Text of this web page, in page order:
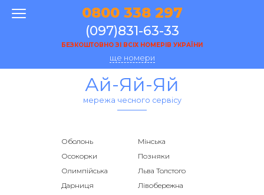
0800 338 297
(097)831-63-33
БЕЗКОШТОВНО ЗІ ВСІХ НОМЕРІВ УКРАЇНИ
ще номери
Ай-Яй-Яй
мережа чесного сервісу
Оболонь
Мінська
Осокорки
Позняки
Олимпійська
Льва Толстого
Дарниця
Лівобережна